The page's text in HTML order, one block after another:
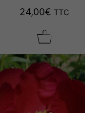
24,00€ TTC